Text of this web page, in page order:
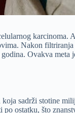
karcinoma.
Nakon
Ovakva
koja sadrži stotine
ostatku, što